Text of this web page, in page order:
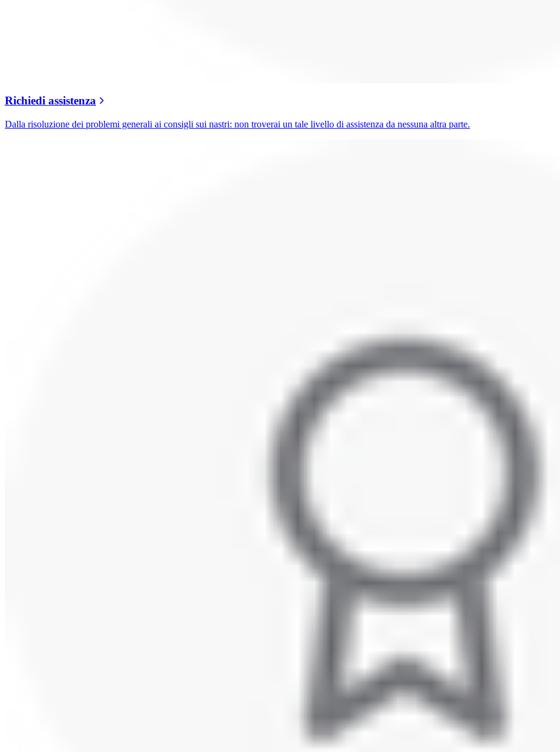
Richiedi assistenza
Dalla risoluzione dei problemi generali ai consigli sui nastri: non troverai un tale livello di assistenza da nessuna altra parte.